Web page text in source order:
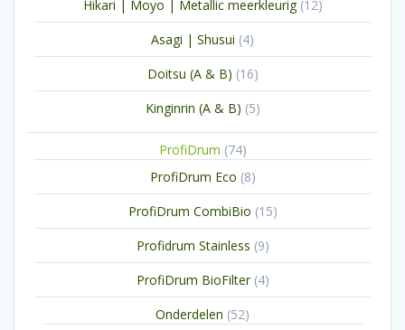
Hikari | Moyo | Metallic meerkleurig 1212
producten
Asagi | Shusui 44
producten
Doitsu (A & B) 1616
producten
Kinginrin (A & B) 55
ProfiDrum 7474
ProfiDrum Eco 88
producten
ProfiDrum CombiBio 1515
producten
Profidrum Stainless 99
producten
ProfiDrum BioFilter 44
producten
Onderdelen 5252